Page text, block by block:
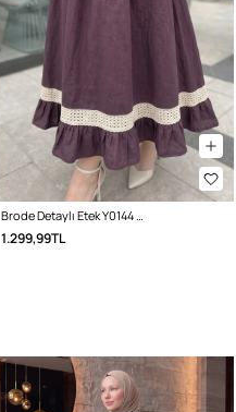
Brode Detaylı Etek Y0144 - MÜRDÜM
1.299,99TL